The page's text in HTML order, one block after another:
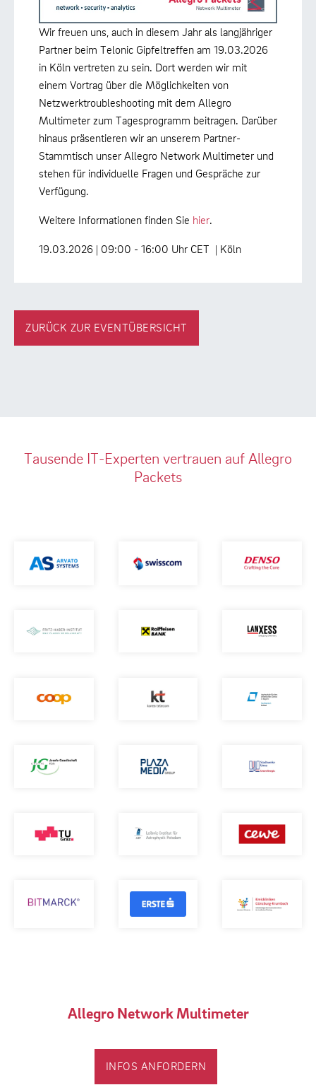
Wir freuen uns, auch in diesem Jahr als langjähriger
Partner beim Telonic Gipfeltreffen am 19.03.2026
in Köln vertreten zu sein. Dort werden wir mit
einem Vortrag über die Möglichkeiten von
Netzwerktroubleshooting mit dem Allegro
Multimeter zum Tagesprogramm beitragen. Darüber
hinaus präsentieren wir an unserem Partner-
Stammtisch unser Allegro Network Multimeter und
stehen für individuelle Fragen und Gespräche zur
Verfügung.
Weitere Informationen finden Sie hier.
19.03.2026 | 09:00 - 16:00 Uhr CET | Köln
ZURÜCK ZUR EVENTÜBERSICHT
Tausende IT-Experten vertrauen auf Allegro
Packets
Allegro Network Multimeter
INFOS ANFORDERN